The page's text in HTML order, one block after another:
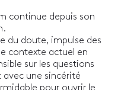
continue depuis son
du doute, impulse des
contexte actuel en
sur les questions
avec une sincérité